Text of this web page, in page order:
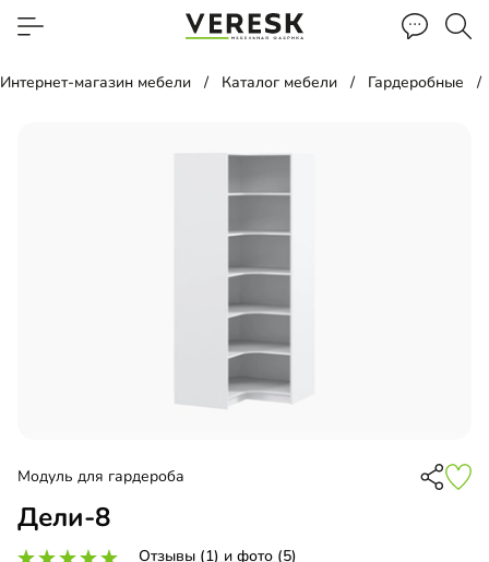
Интернет-магазин мебели Каталог мебели Гардеробные
Модуль для гардероба
Дели-8
Отзывы (1) и фото (5)